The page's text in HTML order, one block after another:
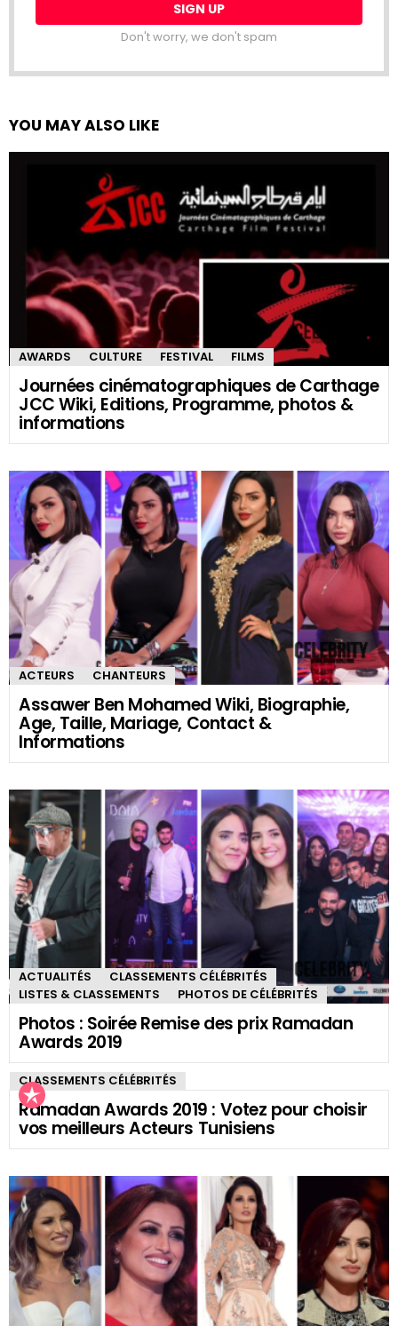
Don't worry, we don't spam
YOU MAY ALSO LIKE
AWARDS CULTURE FESTIVAL FILMS
Journées cinématographiques de Carthage
JCC Wiki, Editions, Programme, photos &
informations
ACTEURS CHANTEURS
Assawer Ben Mohamed Wiki, Biographie,
Age, Taille, Mariage, Contact &
Informations
ACTUALITÉS
CLASSEMENTS CÉLÉBRITÉS
LISTES & CLASSEMENTS
PHOTOS DE CÉLÉBRITÉS
Photos : Soirée Remise des prix Ramadan
Awards 2019
CLASSEMENTS CÉLÉBRITÉS
Ramadan Awards 2019 : Votez pour choisir
vos meilleurs Acteurs Tunisiens